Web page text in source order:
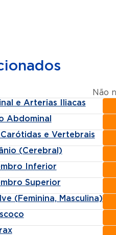
Não
e Arterias Iliacas
Abdominal
e Vertebrais
(Cerebral)
Inferior
Superior
(Feminina, Masculina)